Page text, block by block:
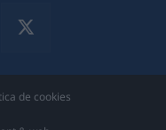
de cookies